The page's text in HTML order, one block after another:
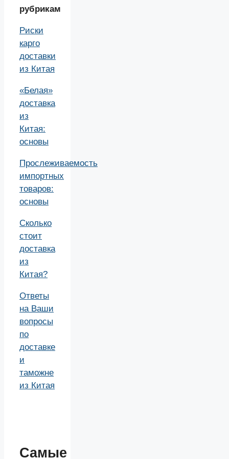
рубрикам
Риски
карго
доставки
из Китая
«Белая»
доставка
из
Китая:
основы
Прослеживаемость
импортных
товаров:
основы
Сколько
стоит
доставка
из
Китая?
Ответы
на Ваши
вопросы
по
доставке
и
таможне
из Китая
Самые